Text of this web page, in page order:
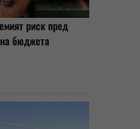
риск пред
бюджета